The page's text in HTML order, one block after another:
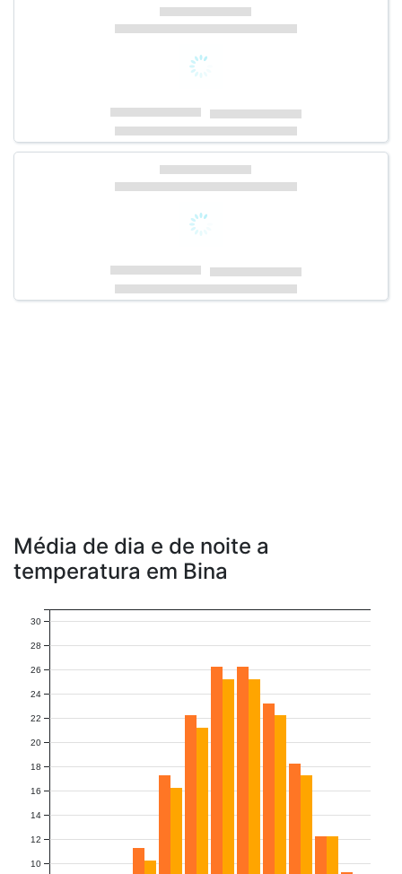
Média de dia e de noite a
temperatura em Bina
10
12
14
16
18
20
22
24
26
28
30